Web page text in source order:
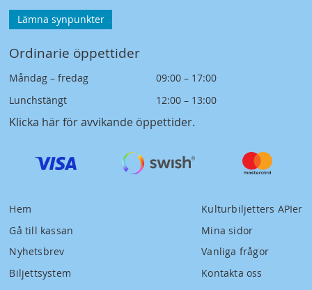
Lämna synpunkter
Ordinarie öppettider
Måndag – fredag
09:00 – 17:00
Lunchstängt
12:00 – 13:00
Klicka här för avvikande öppettider.
Hem
Gå till kassan
Nyhetsbrev
Biljettsystem
Kulturbiljetters APIer
Mina sidor
Vanliga frågor
Kontakta oss